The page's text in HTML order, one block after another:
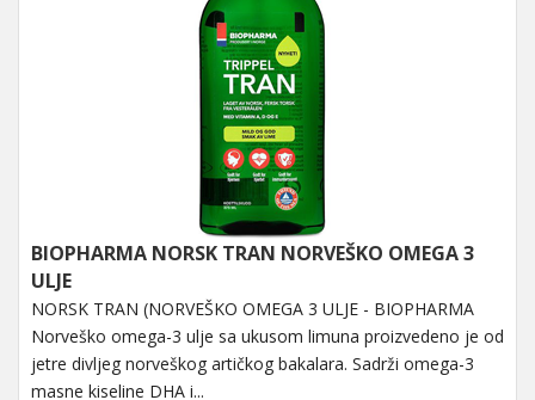
BIOPHARMA NORSK TRAN NORVEŠKO OMEGA 3
ULJE
NORSK TRAN (NORVEŠKO OMEGA 3 ULJE - BIOPHARMA
Norveško omega-3 ulje sa ukusom limuna proizvedeno je od
jetre divljeg norveškog artičkog bakalara. Sadrži omega-3
masne kiseline DHA i...